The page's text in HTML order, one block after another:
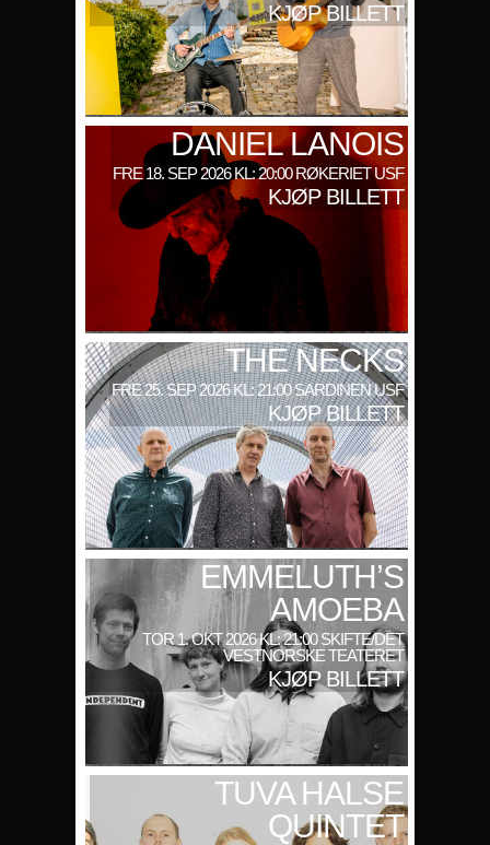
KJØP BILLETT
DANIEL LANOIS
FRE 18. SEP 2026 KL: 20:00 RØKERIET USF
KJØP BILLETT
THE NECKS
FRE 25. SEP 2026 KL: 21:00 SARDINEN USF
KJØP BILLETT
EMMELUTH’S
AMOEBA
TOR 1. OKT 2026 KL: 21:00 SKIFTE/DET
VESTNORSKE TEATERET
KJØP BILLETT
TUVA HALSE
QUINTET